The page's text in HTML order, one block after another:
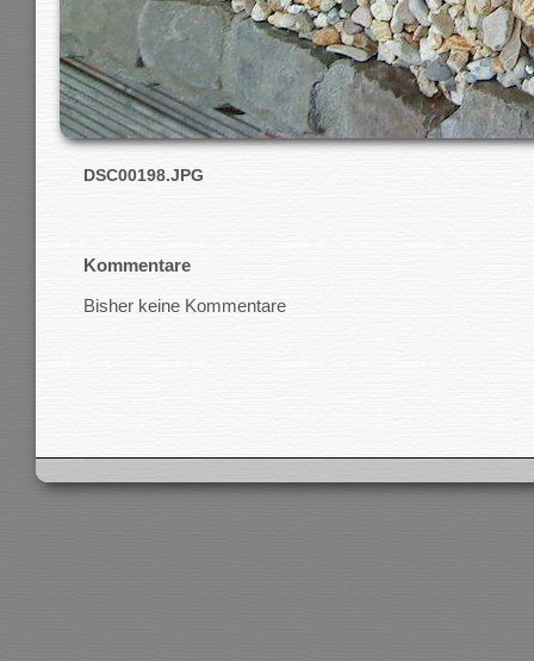
DSC00198.JPG
Kommentare
Bisher keine Kommentare